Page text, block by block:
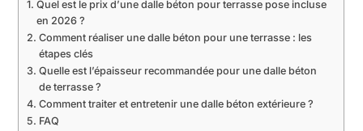
Quel est le prix d’une dalle béton pour terrasse pose incluse
en 2026 ?
Comment réaliser une dalle béton pour une terrasse : les
étapes clés
Quelle est l’épaisseur recommandée pour une dalle béton
de terrasse ?
Comment traiter et entretenir une dalle béton extérieure ?
FAQ